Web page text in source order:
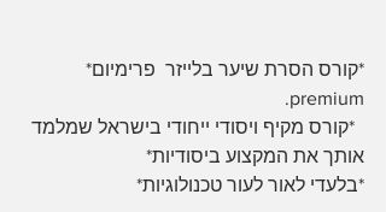
*קורס הסרת שיער בלייזר  פרימיום*
premium.
  *קורס מקיף ויסודי ייחודי בישראל שמלמד
אותך את המקצוע ביסודיות*
*בלעדי לאור לעור טכנולוגיות*